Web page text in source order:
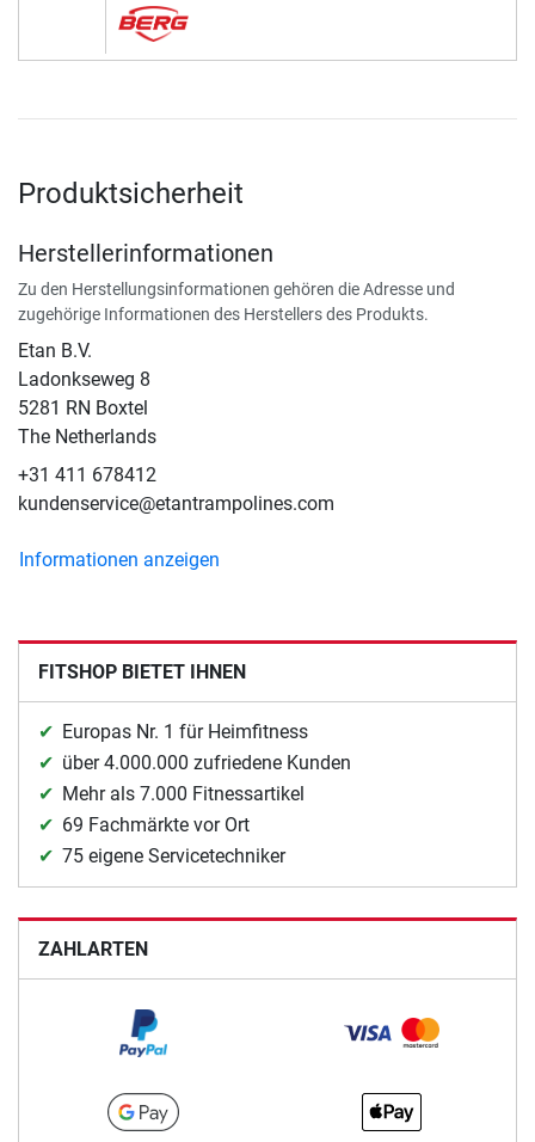
Produktsicherheit
Herstellerinformationen
Zu den Herstellungsinformationen gehören die Adresse und
zugehörige Informationen des Herstellers des Produkts.
Etan B.V.
Ladonkseweg 8
5281 RN Boxtel
The Netherlands
+31 411 678412
kundenservice@etantrampolines.com
Informationen anzeigen
FITSHOP BIETET IHNEN
Europas Nr. 1 für Heimfitness
über 4.000.000 zufriedene Kunden
Mehr als 7.000 Fitnessartikel
69 Fachmärkte vor Ort
75 eigene Servicetechniker
ZAHLARTEN